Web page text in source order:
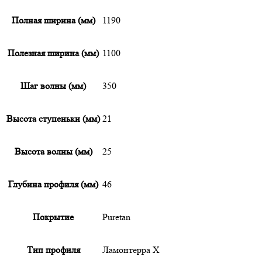
Полная ширина (мм) 1190
Полезная ширина (мм) 1100
Шаг волны (мм) 350
Высота ступеньки (мм) 21
Высота волны (мм) 25
Глубина профиля (мм) 46
Покрытие Puretan
Тип профиля Ламонтерра X